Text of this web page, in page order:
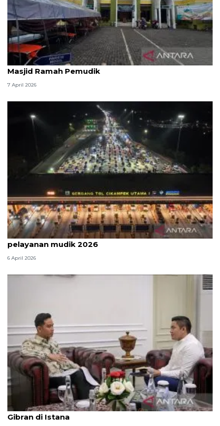
Kemenag: 3,5 juta orang manfaatkan layanan
Masjid Ramah Pemudik
7 April 2026
Survei: 88,8 persen responden puas dengan
pelayanan mudik 2026
6 April 2026
Seskab Teddy silaturahmi Idul Fitri ke Wapres
Gibran di Istana